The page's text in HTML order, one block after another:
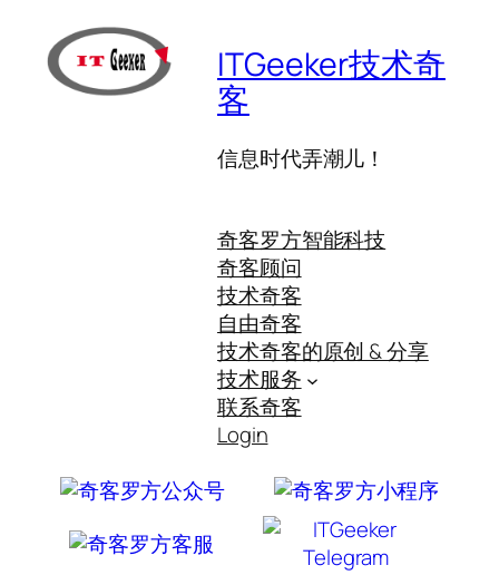
ITGeeker技术奇
客
信息时代弄潮儿！
奇客罗方智能科技
奇客顾问
技术奇客
自由奇客
技术奇客的原创 & 分享
技术服务
联系奇客
Login